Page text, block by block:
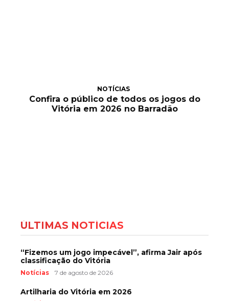
NOTÍCIAS
Confira o público de todos os jogos do
Vitória em 2026 no Barradão
ÚLTIMAS NOTÍCIAS
“Fizemos um jogo impecável”, afirma Jair após
classificação do Vitória
Notícias 7 de agosto de 2026
Artilharia do Vitória em 2026